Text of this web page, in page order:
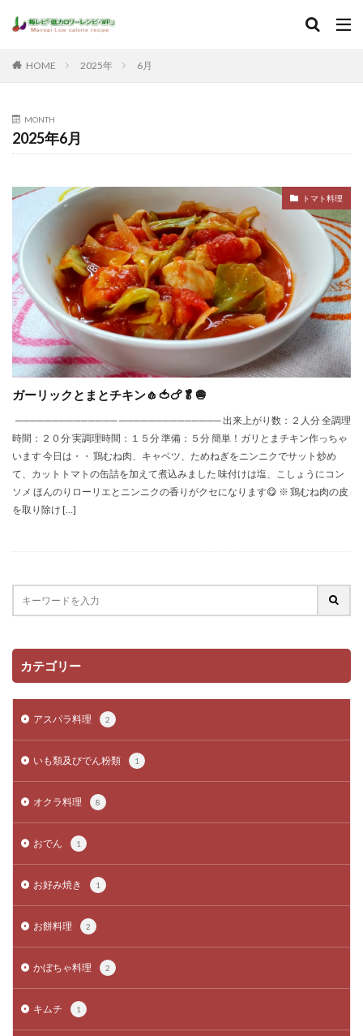
HOME 2025年 6月
MONTH
2025年6月
トマト料理
ガーリックとまとチキン🧄🍅🍗🥬🧅
────────────── ────────────── 出来上がり数：２人分 全調理
時間：２０分 実調理時間：１５分 準備：５分 簡単！ガリとまチキン作っちゃ
います 今日は・・ 鶏むね肉、キャベツ、ためねぎをニンニクでサット炒め
て、カットトマトの缶詰を加えて煮込みました 味付けは塩、こしょうにコン
ソメ ほんのりローリエとニンニクの香りがクセになります😋 ※ 鶏むね肉の皮
を取り除け […]
カテゴリー
アスパラ料理 2
いも類及びでん粉類 1
オクラ料理 8
おでん 1
お好み焼き 1
お餅料理 2
かぼちゃ料理 2
キムチ 1